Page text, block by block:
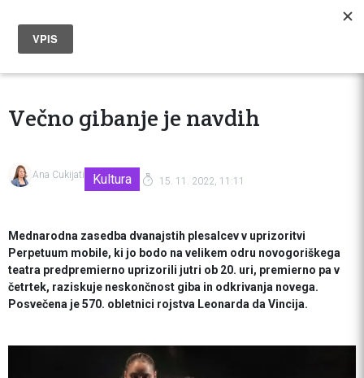
Večno gibanje je navdih
Ana Cukijati Kultura 15. 11. 2022, 11:11
Mednarodna zasedba dvanajstih plesalcev v uprizoritvi
Perpetuum mobile, ki jo bodo na velikem odru novogoriškega
teatra predpremierno uprizorili jutri ob 20. uri, premierno pa v
četrtek, raziskuje neskončnost giba in odkrivanja novega.
Posvečena je 570. obletnici rojstva Leonarda da Vincija.